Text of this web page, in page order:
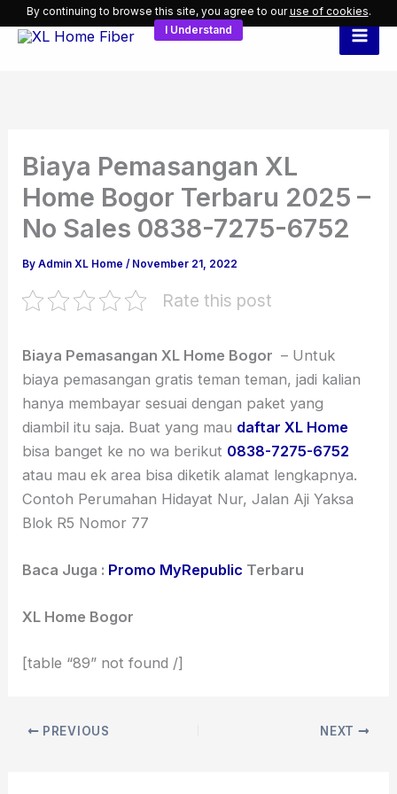
Skip
Biaya Pemasangan XL
Home Bogor Terbaru 2025 –
No Sales 0838-7275-6752
ByAdmin XL Home/ November 21, 2022
Rate this post
Biaya Pemasangan XL Home Bogor – Untuk
biaya pemasangan gratis teman teman, jadi kalian
hanya membayar sesuai dengan paket yang
diambil itu saja. Buat yang mau daftar XL Home
bisa banget ke no wa berikut 0838-7275-6752
atau mau ek area bisa diketik alamat lengkapnya.
Contoh Perumahan Hidayat Nur, Jalan Aji Yaksa
Blok R5 Nomor 77
Baca Juga : Promo MyRepublic Terbaru
XL Home Bogor
[table “89” not found /]
PREVIOUS NEXT
By continuing to browse this site, you agree to ouruse of cookies.
I Understand